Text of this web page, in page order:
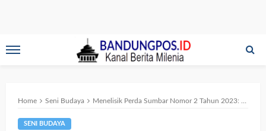
Home Seni Budaya Menelisik Perda Sumbar Nomor 2 Tahun 2023: Di Mana Posisi Sastra?
SENI BUDAYA